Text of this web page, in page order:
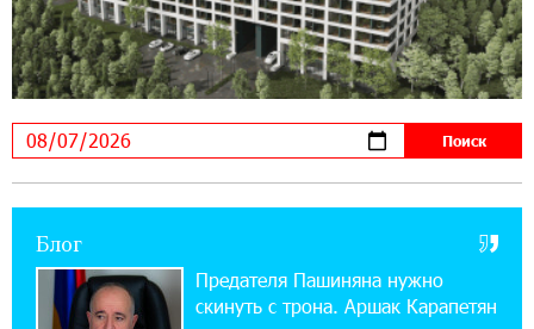
10% годовых и оформление в мобильном
приложении
17:03:49 30-07-2026
Платформа Rate.Trading на Seaside Startup
Summit: IDBank представил инновационное
Состоялось открытие Khachaturian Rooftop
при поддержке IDBank
Блог
Предателя Пашиняна нужно
скинуть с трона. Аршак Карапетян